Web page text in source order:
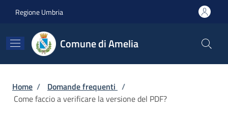
Regione Umbria
Comune di Amelia
Briciole di pane
Home / Domande frequenti /
Come faccio a verificare la versione del PDF?